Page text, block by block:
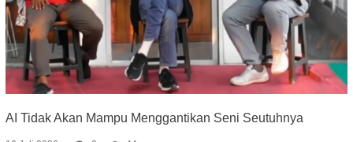
AI Tidak Akan Mampu Menggantikan Seni Seutuhnya